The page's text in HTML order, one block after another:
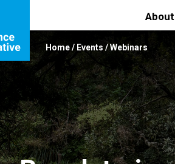
Home/ Events /Webinars